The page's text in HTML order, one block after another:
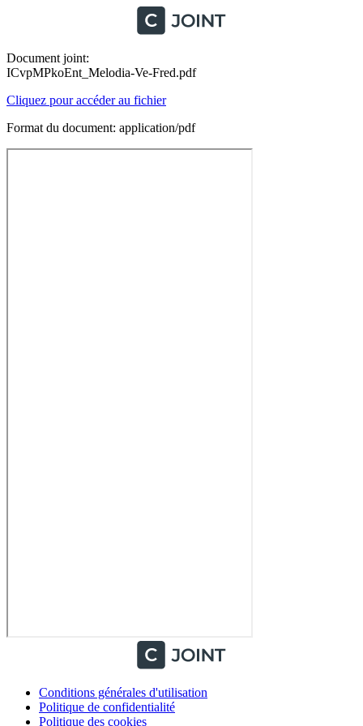
Document joint:
ICvpMPkoEnt_Melodia-Ve-Fred.pdf
Cliquez pour accéder au fichier
Format du document: application/pdf
Conditions générales d'utilisation
Politique de confidentialité
Politique des cookies